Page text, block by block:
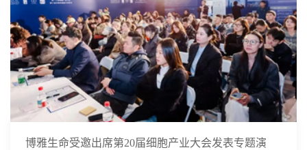
博雅生命受邀出席第20届细胞产业大会发表专题演